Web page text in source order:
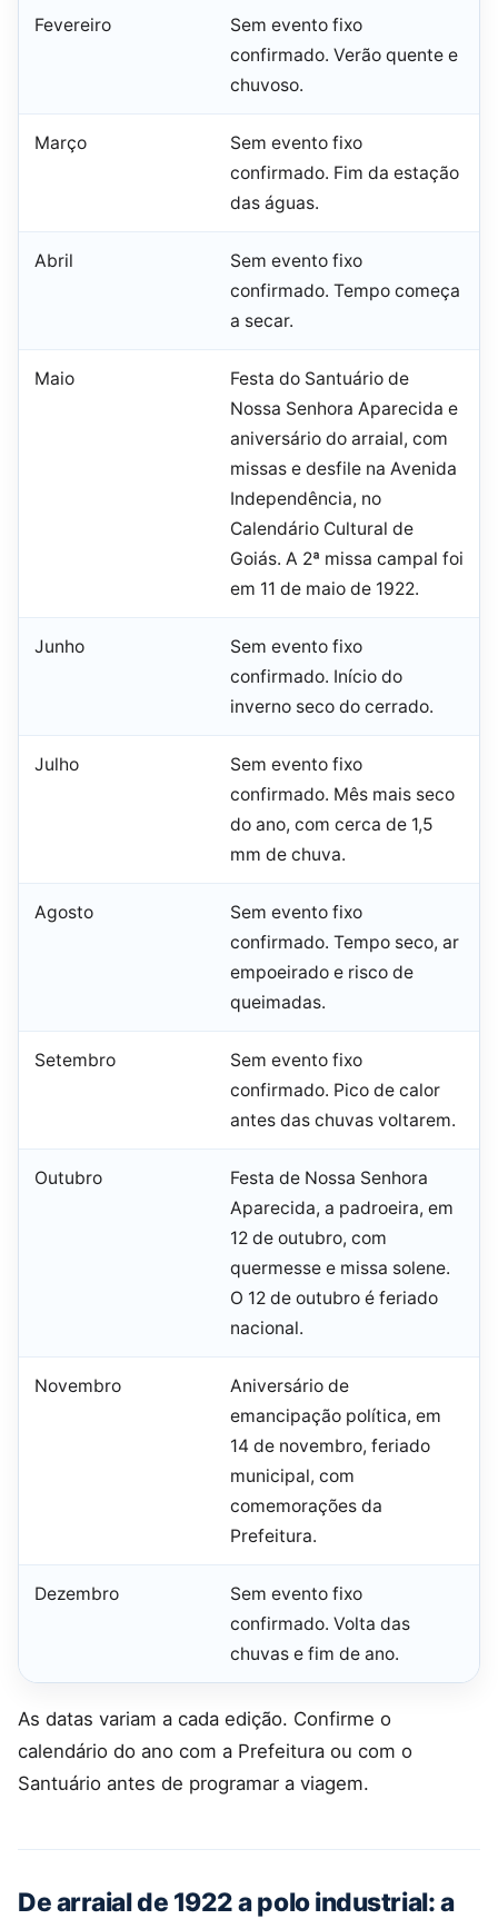
Fevereiro
Sem evento fixo
confirmado. Verão quente e
chuvoso.
Março
Sem evento fixo
confirmado. Fim da estação
das águas.
Abril
Sem evento fixo
confirmado. Tempo começa
a secar.
Maio
Festa do Santuário de
Nossa Senhora Aparecida e
aniversário do arraial, com
missas e desfile na Avenida
Independência, no
Calendário Cultural de
Goiás. A 2ª missa campal foi
em 11 de maio de 1922.
Junho
Sem evento fixo
confirmado. Início do
inverno seco do cerrado.
Julho
Sem evento fixo
confirmado. Mês mais seco
do ano, com cerca de 1,5
mm de chuva.
Agosto
Sem evento fixo
confirmado. Tempo seco, ar
empoeirado e risco de
queimadas.
Setembro
Sem evento fixo
confirmado. Pico de calor
antes das chuvas voltarem.
Outubro
Festa de Nossa Senhora
Aparecida, a padroeira, em
12 de outubro, com
quermesse e missa solene.
O 12 de outubro é feriado
nacional.
Novembro
Aniversário de
emancipação política, em
14 de novembro, feriado
municipal, com
comemorações da
Prefeitura.
Dezembro
Sem evento fixo
confirmado. Volta das
chuvas e fim de ano.
As datas variam a cada edição. Confirme o
calendário do ano com a Prefeitura ou com o
Santuário antes de programar a viagem.
De arraial de 1922 a polo industrial: a